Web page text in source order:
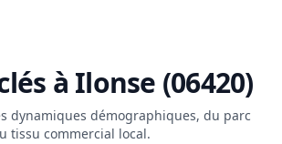
à Ilonse (06420)
dynamiques démographiques, du parc
tissu commercial local.